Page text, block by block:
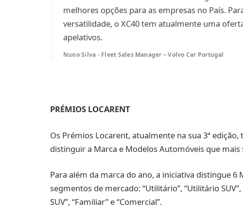
melhores opções para as empresas no País.
versatilidade, o XC40 tem atualmente uma
apelativos.
Nuno Silva - Fleet Sales Manager – Volvo Car Portugal
PRÉMIOS LOCARENT
Os Prémios Locarent, atualmente na sua 3ª
distinguir a Marca e Modelos Automóveis que
Para além da marca do ano, a iniciativa distingue
segmentos de mercado: “Utilitário”, “Utilitário
SUV”, “Familiar” e “Comercial”.